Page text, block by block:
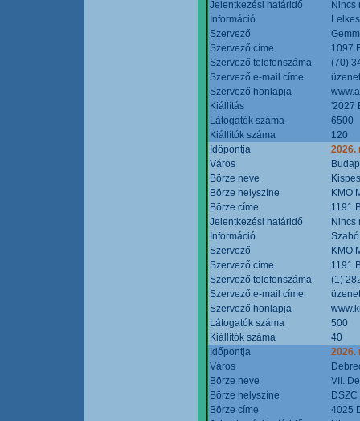
Jelentkezési határidő
Nincs
Információ
Szervező
Szervező címe
1097
Szervező telefonszáma
(70)
Szervező e-mail címe
Szervező honlapja
Kiállítás
'2027
Látogatók száma
6500
Kiállítók száma
120
Időpontja
2026.
Város
Börze neve
Börze helyszíne
KMO
Börze címe
1191
Jelentkezési határidő
Nincs
Információ
Szervező
KMO
Szervező címe
1191
Szervező telefonszáma
(1)
Szervező e-mail címe
Szervező honlapja
Látogatók száma
500
Kiállítók száma
40
Időpontja
2026.
Város
Börze neve
VII.
Börze helyszíne
Börze címe
4025